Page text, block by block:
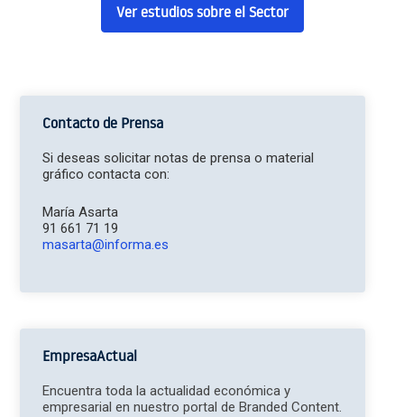
Ver estudios sobre el Sector
Contacto de Prensa
Si deseas solicitar notas de prensa o material
gráfico contacta con:
María Asarta
91 661 71 19
masarta@informa.es
EmpresaActual
Encuentra toda la actualidad económica y
empresarial en nuestro portal de Branded Content.